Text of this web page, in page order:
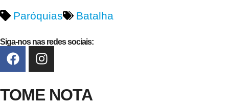
Paróquias
Batalha
Siga-nos nas redes sociais:
TOME NOTA